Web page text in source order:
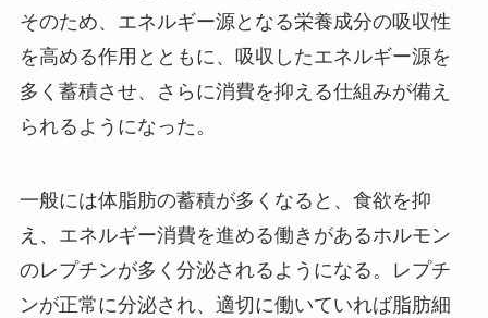
そのため、エネルギー源となる栄養成分の吸収性
を高める作用とともに、吸収したエネルギー源を
多く蓄積させ、さらに消費を抑える仕組みが備え
られるようになった。
一般には体脂肪の蓄積が多くなると、食欲を抑
え、エネルギー消費を進める働きがあるホルモン
のレプチンが多く分泌されるようになる。レプチ
ンが正常に分泌され、適切に働いていれば脂肪細